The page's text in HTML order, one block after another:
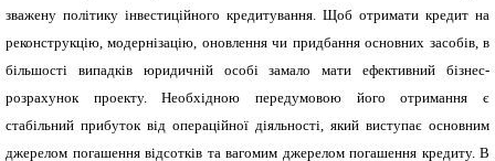
зважену політику інвестиційного кредитування. Щоб отримати кредит на
реконструкцію, модернізацію, оновлення чи придбання основних засобів, в
більшості випадків юридичній особі замало мати ефективний бізнес-
розрахунок проекту. Необхідною передумовою його отримання є
стабільний прибуток від операційної діяльності, який виступає основним
джерелом погашення відсотків та вагомим джерелом погашення кредиту. В